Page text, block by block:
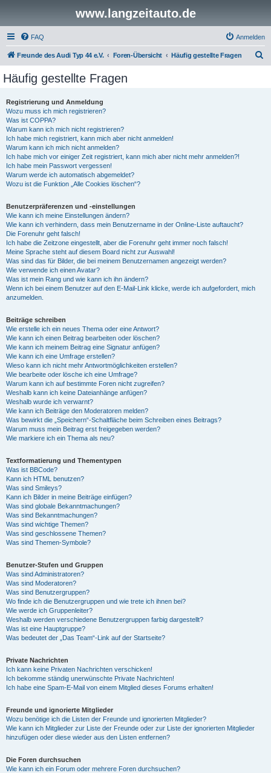
www.langzeitauto.de
FAQ Anmelden
Freunde des Audi Typ 44 e.V. Foren-Übersicht Häufig gestellte Fragen
Häufig gestellte Fragen
Registrierung und Anmeldung
Wozu muss ich mich registrieren?
Was ist COPPA?
Warum kann ich mich nicht registrieren?
Ich habe mich registriert, kann mich aber nicht anmelden!
Warum kann ich mich nicht anmelden?
Ich habe mich vor einiger Zeit registriert, kann mich aber nicht mehr anmelden?!
Ich habe mein Passwort vergessen!
Warum werde ich automatisch abgemeldet?
Wozu ist die Funktion „Alle Cookies löschen“?
Benutzerpräferenzen und -einstellungen
Wie kann ich meine Einstellungen ändern?
Wie kann ich verhindern, dass mein Benutzername in der Online-Liste auftaucht?
Die Forenuhr geht falsch!
Ich habe die Zeitzone eingestellt, aber die Forenuhr geht immer noch falsch!
Meine Sprache steht auf diesem Board nicht zur Auswahl!
Was sind das für Bilder, die bei meinem Benutzernamen angezeigt werden?
Wie verwende ich einen Avatar?
Was ist mein Rang und wie kann ich ihn ändern?
Wenn ich bei einem Benutzer auf den E-Mail-Link klicke, werde ich aufgefordert, mich
anzumelden.
Beiträge schreiben
Wie erstelle ich ein neues Thema oder eine Antwort?
Wie kann ich einen Beitrag bearbeiten oder löschen?
Wie kann ich meinem Beitrag eine Signatur anfügen?
Wie kann ich eine Umfrage erstellen?
Wieso kann ich nicht mehr Antwortmöglichkeiten erstellen?
Wie bearbeite oder lösche ich eine Umfrage?
Warum kann ich auf bestimmte Foren nicht zugreifen?
Weshalb kann ich keine Dateianhänge anfügen?
Weshalb wurde ich verwarnt?
Wie kann ich Beiträge den Moderatoren melden?
Was bewirkt die „Speichern“-Schaltfläche beim Schreiben eines Beitrags?
Warum muss mein Beitrag erst freigegeben werden?
Wie markiere ich ein Thema als neu?
Textformatierung und Thementypen
Was ist BBCode?
Kann ich HTML benutzen?
Was sind Smileys?
Kann ich Bilder in meine Beiträge einfügen?
Was sind globale Bekanntmachungen?
Was sind Bekanntmachungen?
Was sind wichtige Themen?
Was sind geschlossene Themen?
Was sind Themen-Symbole?
Benutzer-Stufen und Gruppen
Was sind Administratoren?
Was sind Moderatoren?
Was sind Benutzergruppen?
Wo finde ich die Benutzergruppen und wie trete ich ihnen bei?
Wie werde ich Gruppenleiter?
Weshalb werden verschiedene Benutzergruppen farbig dargestellt?
Was ist eine Hauptgruppe?
Was bedeutet der „Das Team“-Link auf der Startseite?
Private Nachrichten
Ich kann keine Privaten Nachrichten verschicken!
Ich bekomme ständig unerwünschte Private Nachrichten!
Ich habe eine Spam-E-Mail von einem Mitglied dieses Forums erhalten!
Freunde und ignorierte Mitglieder
Wozu benötige ich die Listen der Freunde und ignorierten Mitglieder?
Wie kann ich Mitglieder zur Liste der Freunde oder zur Liste der ignorierten Mitglieder
hinzufügen oder diese wieder aus den Listen entfernen?
Die Foren durchsuchen
Wie kann ich ein Forum oder mehrere Foren durchsuchen?